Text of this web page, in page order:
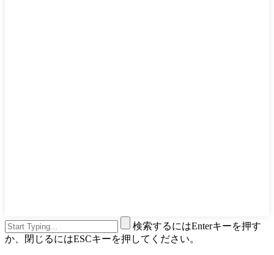
検索するにはEnterキーを押す
か、閉じるにはESCキーを押してください。